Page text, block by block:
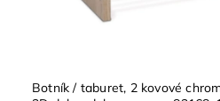
Botník / taburet, 2 kovové